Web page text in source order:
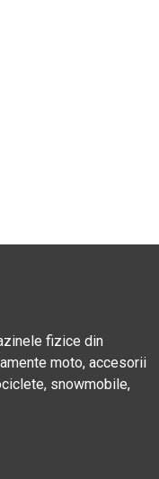
fizice din
moto, accesorii
snowmobile,